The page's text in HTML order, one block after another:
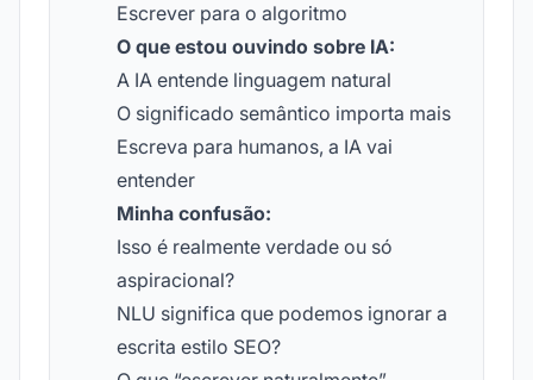
Escrever para o algoritmo
O que estou ouvindo sobre IA:
A IA entende linguagem natural
O significado semântico importa mais
Escreva para humanos, a IA vai
entender
Minha confusão:
Isso é realmente verdade ou só
aspiracional?
NLU significa que podemos ignorar a
escrita estilo SEO?